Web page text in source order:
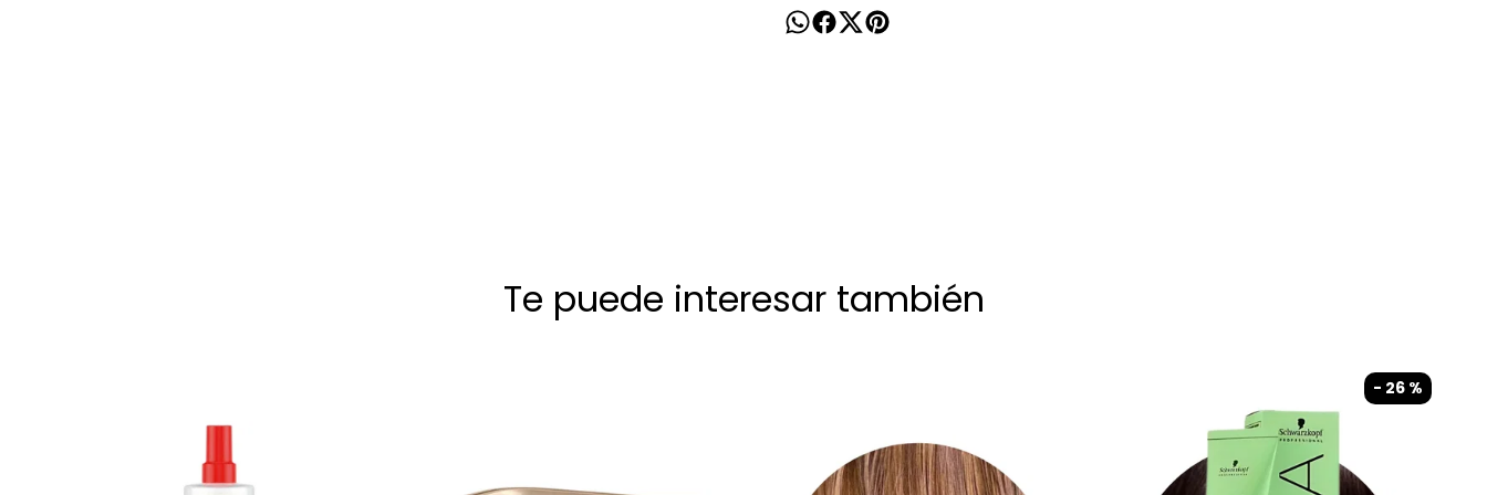
Te puede interesar también
- 26 %